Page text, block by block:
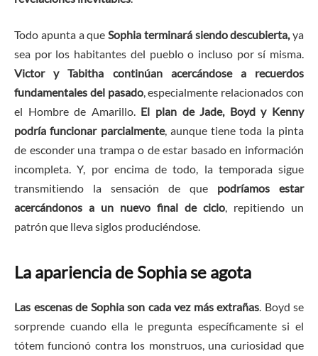
Todo apunta a que Sophia terminará siendo descubierta,ya
sea por los habitantes del pueblo o incluso por sí misma.
Victor y Tabitha continúan acercándose a recuerdos
fundamentales del pasado, especialmente relacionados con
el Hombre de Amarillo. El plan de Jade, Boyd y Kenny
podría funcionar parcialmente, aunque tiene toda la pinta
de esconder una trampa o de estar basado en información
incompleta. Y, por encima de todo, la temporada sigue
transmitiendo la sensación de que podríamos estar
acercándonos a un nuevo final de ciclo, repitiendo un
patrón que lleva siglos produciéndose.
La apariencia de Sophia se agota
Las escenas de Sophia son cada vez más extrañas . Boyd se
sorprende cuando ella le pregunta específicamente si el
tótem funcionó contra los monstruos, una curiosidad que